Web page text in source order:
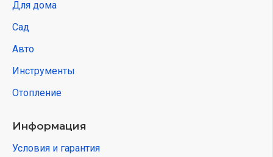
Для дома
Сад
Авто
Инструменты
Отопление
Информация
Условия и гарантия